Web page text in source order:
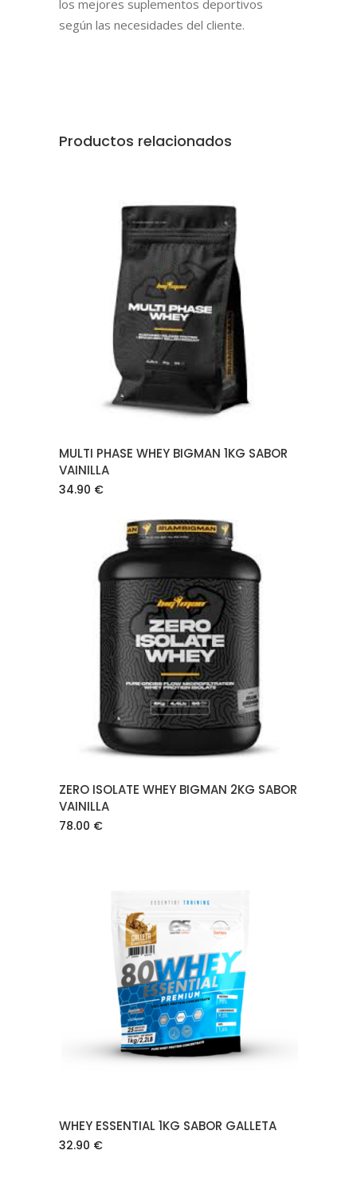
los mejores suplementos deportivos
según las necesidades del cliente.
Productos relacionados
AÑADIR AL CARRITO
MULTI PHASE WHEY BIGMAN 1KG SABOR
VAINILLA
34.90 €
AÑADIR AL CARRITO
ZERO ISOLATE WHEY BIGMAN 2KG SABOR
VAINILLA
78.00 €
AÑADIR AL CARRITO
WHEY ESSENTIAL 1KG SABOR GALLETA
32.90 €